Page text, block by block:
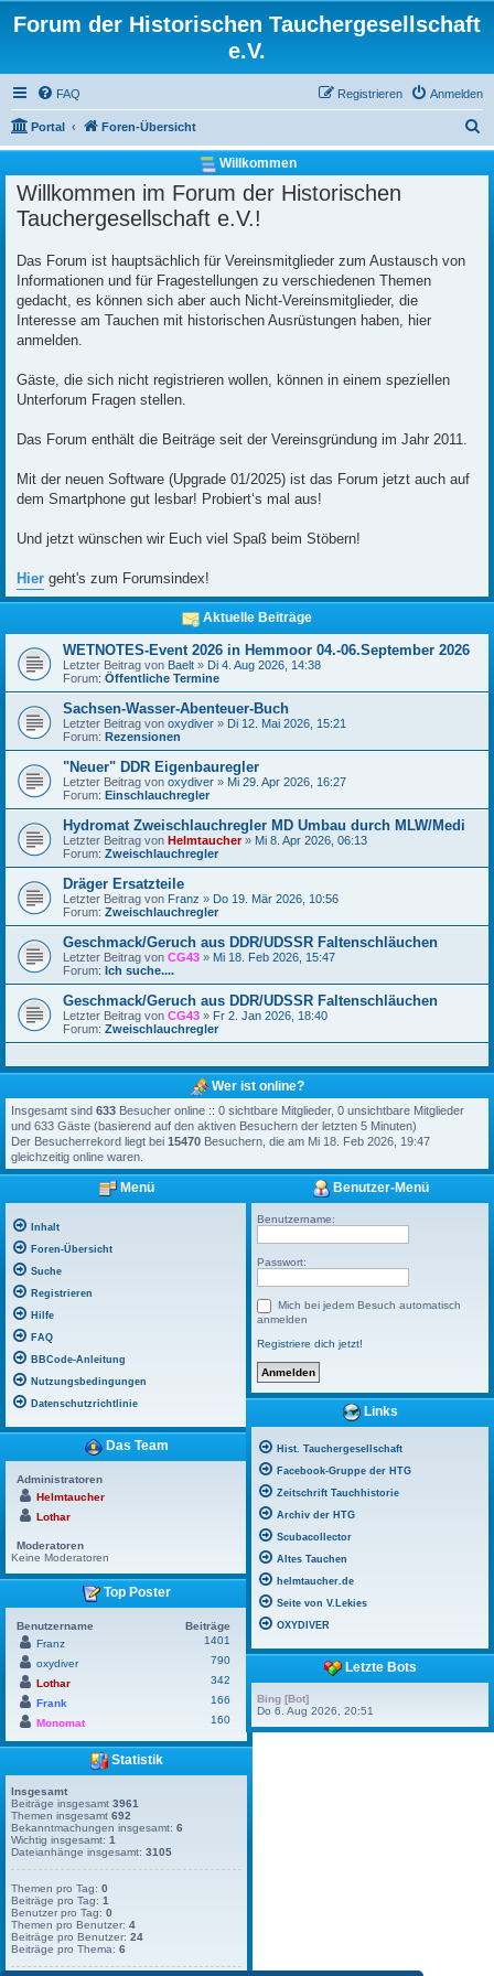
Forum der Historischen Tauchergesellschaft
e.V.
FAQ Anmelden
Registrieren
Portal Foren-Übersicht
u
c
Willkommen
Willkommen im Forum der Historischen
Tauchergesellschaft e.V.!
Das Forum ist hauptsächlich für Vereinsmitglieder zum Austausch von
Informationen und für Fragestellungen zu verschiedenen Themen
gedacht, es können sich aber auch Nicht-Vereinsmitglieder, die
Interesse am Tauchen mit historischen Ausrüstungen haben, hier
anmelden.
Gäste, die sich nicht registrieren wollen, können in einem speziellen
Unterforum Fragen stellen.
Das Forum enthält die Beiträge seit der Vereinsgründung im Jahr 2011.
Mit der neuen Software (Upgrade 01/2025) ist das Forum jetzt auch auf
dem Smartphone gut lesbar! Probiert‘s mal aus!
Und jetzt wünschen wir Euch viel Spaß beim Stöbern!
Hier geht's zum Forumsindex!
Aktuelle Beiträge
WETNOTES-Event 2026 in Hemmoor 04.-06.September 2026
Letzter Beitrag von Baelt » Di 4. Aug 2026, 14:38
Forum: Öffentliche Termine
Sachsen-Wasser-Abenteuer-Buch
Letzter Beitrag von oxydiver » Di 12. Mai 2026, 15:21
Forum: Rezensionen
"Neuer" DDR Eigenbauregler
Letzter Beitrag von oxydiver » Mi 29. Apr 2026, 16:27
Forum: Einschlauchregler
Hydromat Zweischlauchregler MD Umbau durch MLW/Medi
Letzter Beitrag von Helmtaucher» Mi 8. Apr 2026, 06:13
Forum: Zweischlauchregler
Dräger Ersatzteile
Letzter Beitrag von Franz » Do 19. Mär 2026, 10:56
Forum: Zweischlauchregler
Geschmack/Geruch aus DDR/UDSSR Faltenschläuchen
Letzter Beitrag von CG43 » Mi 18. Feb 2026, 15:47
Forum: Ich suche....
Geschmack/Geruch aus DDR/UDSSR Faltenschläuchen
Letzter Beitrag von CG43 » Fr 2. Jan 2026, 18:40
Forum: Zweischlauchregler
Wer ist online?
Insgesamt sind 633 Besucher online :: 0 sichtbare Mitglieder, 0 unsichtbare Mitglieder
und 633 Gäste (basierend auf den aktiven Besuchern der letzten 5 Minuten)
Der Besucherrekord liegt bei 15470 Besuchern, die am Mi 18. Feb 2026, 19:47
gleichzeitig online waren.
Menü
Inhalt
Foren-Übersicht
Suche
Registrieren
Hilfe
FAQ
BBCode-Anleitung
Nutzungsbedingungen
Datenschutzrichtlinie
Das Team
Administratoren
Helmtaucher
Lothar
Moderatoren
Keine Moderatoren
Top Poster
Benutzername
Beiträge
Franz
1401
oxydiver
790
Lothar
342
Frank
166
Monomat
160
Statistik
Insgesamt
Beiträge insgesamt 3961
Themen insgesamt 692
Bekanntmachungen insgesamt: 6
Wichtig insgesamt: 1
Dateianhänge insgesamt: 3105
Themen pro Tag: 0
Beiträge pro Tag: 1
Benutzer pro Tag: 0
Themen pro Benutzer: 4
Beiträge pro Benutzer: 24
Beiträge pro Thema: 6
Benutzer-Menü
Benutzername:
Passwort:
Mich bei jedem Besuch automatisch
anmelden
Registriere dich jetzt!
Links
Hist. Tauchergesellschaft
Facebook-Gruppe der HTG
Zeitschrift Tauchhistorie
Archiv der HTG
Scubacollector
Altes Tauchen
helmtaucher.de
Seite von V.Lekies
OXYDIVER
Letzte Bots
Bing [Bot]
Do 6. Aug 2026, 20:51